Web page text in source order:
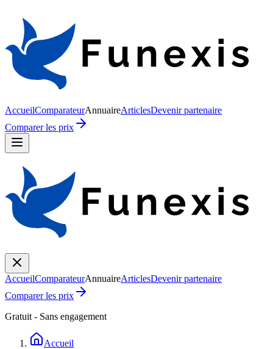
AccueilComparateurAnnuaireArticlesDevenir partenaire
Comparer les prix
AccueilComparateurAnnuaireArticlesDevenir partenaire
Comparer les prix
Gratuit - Sans engagement
Accueil